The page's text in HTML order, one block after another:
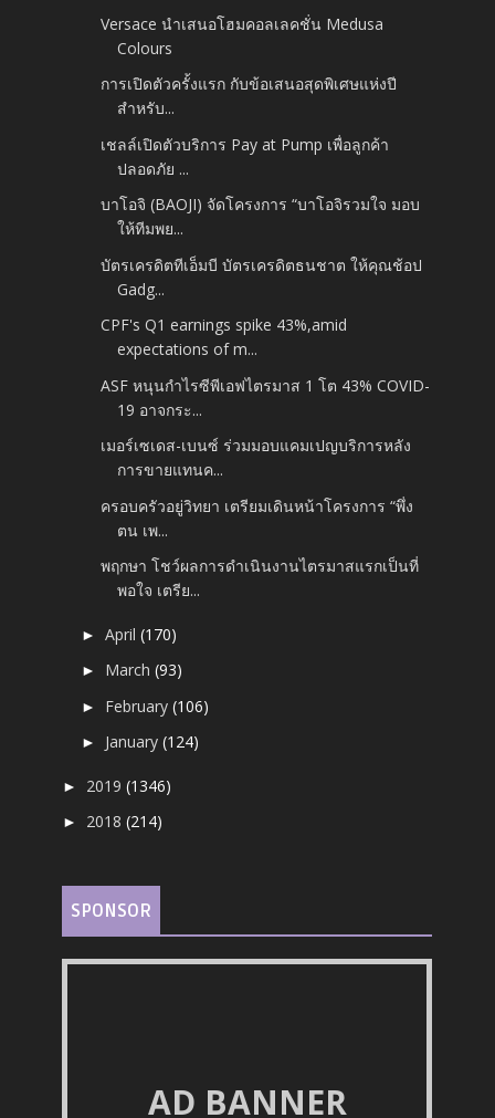
Versace นำเสนอโฮมคอลเลคชั่น Medusa
Colours
การเปิดตัวครั้งแรก กับข้อเสนอสุดพิเศษแห่งปี
สำหรับ...
เชลล์เปิดตัวบริการ Pay at Pump เพื่อลูกค้า
ปลอดภัย ...
บาโอจิ (BAOJI) จัดโครงการ “บาโอจิรวมใจ มอบ
ให้ทีมพย...
บัตรเครดิตทีเอ็มบี บัตรเครดิตธนชาต ให้คุณช้อป
Gadg...
CPF's Q1 earnings spike 43%,amid
expectations of m...
ASF หนุนกำไรซีพีเอฟไตรมาส 1 โต 43% COVID-
19 อาจกระ...
เมอร์เซเดส-เบนซ์ ร่วมมอบแคมเปญบริการหลัง
การขายแทนค...
ครอบครัวอยู่วิทยา เตรียมเดินหน้าโครงการ “พึ่ง
ตน เพ...
พฤกษา โชว์ผลการดำเนินงานไตรมาสแรกเป็นที่
พอใจ เตรีย...
►April(170)
► March(93)
► February(106)
► January(124)
► 2019(1346)
► 2018(214)
SPONSOR
AD BANNER